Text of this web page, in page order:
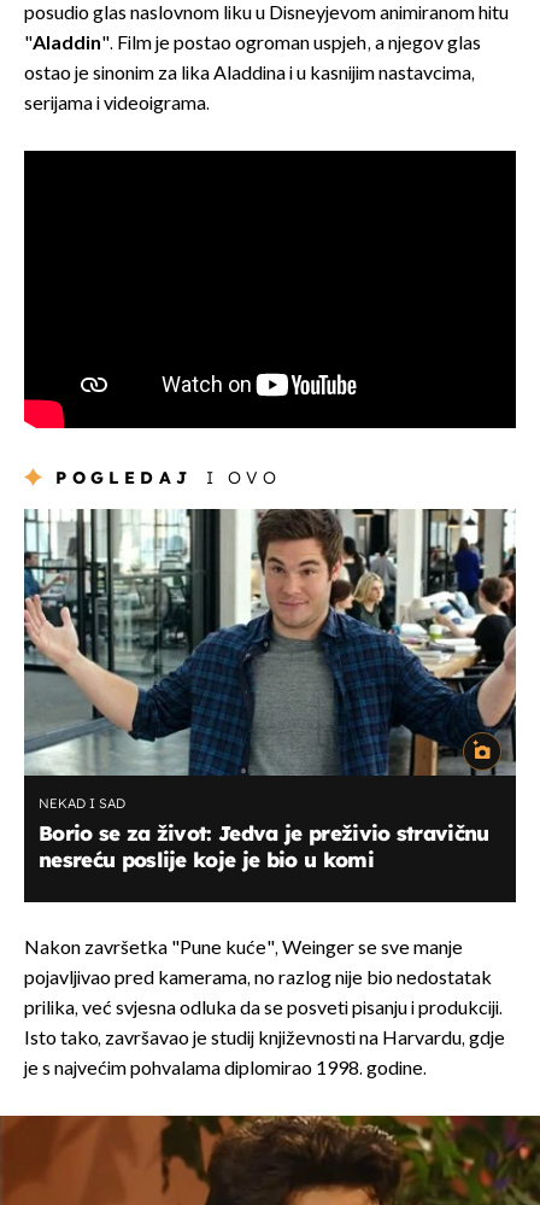
posudio glas naslovnom liku u Disneyjevom animiranom hitu
"Aladdin". Film je postao ogroman uspjeh, a njegov glas
ostao je sinonim za lika Aladdina i u kasnijim nastavcima,
serijama i videoigrama.
POGLEDAJ I OVO
NEKAD I SAD
Borio se za život: Jedva je preživio stravičnu
nesreću poslije koje je bio u komi
Nakon završetka "Pune kuće", Weinger se sve manje
pojavljivao pred kamerama, no razlog nije bio nedostatak
prilika, već svjesna odluka da se posveti pisanju i produkciji.
Isto tako, završavao je studij književnosti na Harvardu, gdje
je s najvećim pohvalama diplomirao 1998. godine.